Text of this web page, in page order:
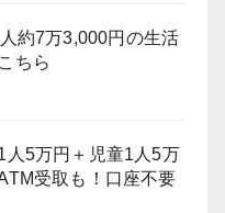
約7万3,000円の生活
ちら
人5万円＋児童1人5万
受取も！口座不要